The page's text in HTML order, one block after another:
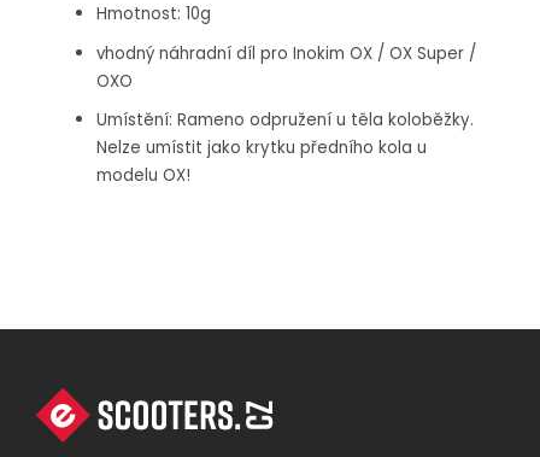
Hmotnost: 10g
vhodný náhradní díl pro Inokim OX / OX Super /
OXO
Umístění: Rameno odpružení u těla koloběžky.
Nelze umístit jako krytku předního kola u
modelu OX!